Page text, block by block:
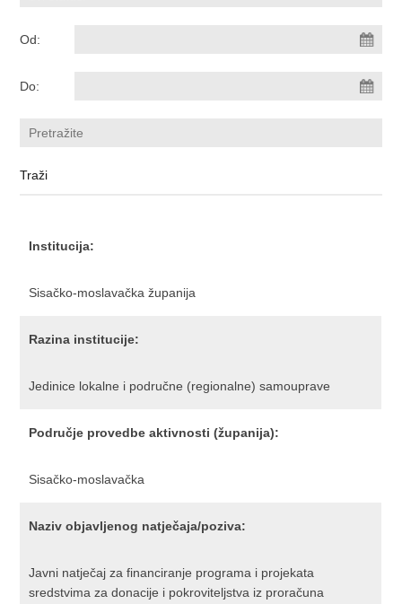
Od:
Do:
Institucija:
Sisačko-moslavačka županija
Razina institucije:
Jedinice lokalne i područne (regionalne) samouprave
Područje provedbe aktivnosti (županija):
Sisačko-moslavačka
Naziv objavljenog natječaja/poziva:
Javni natječaj za financiranje programa i projekata
sredstvima za donacije i pokroviteljstva iz proračuna